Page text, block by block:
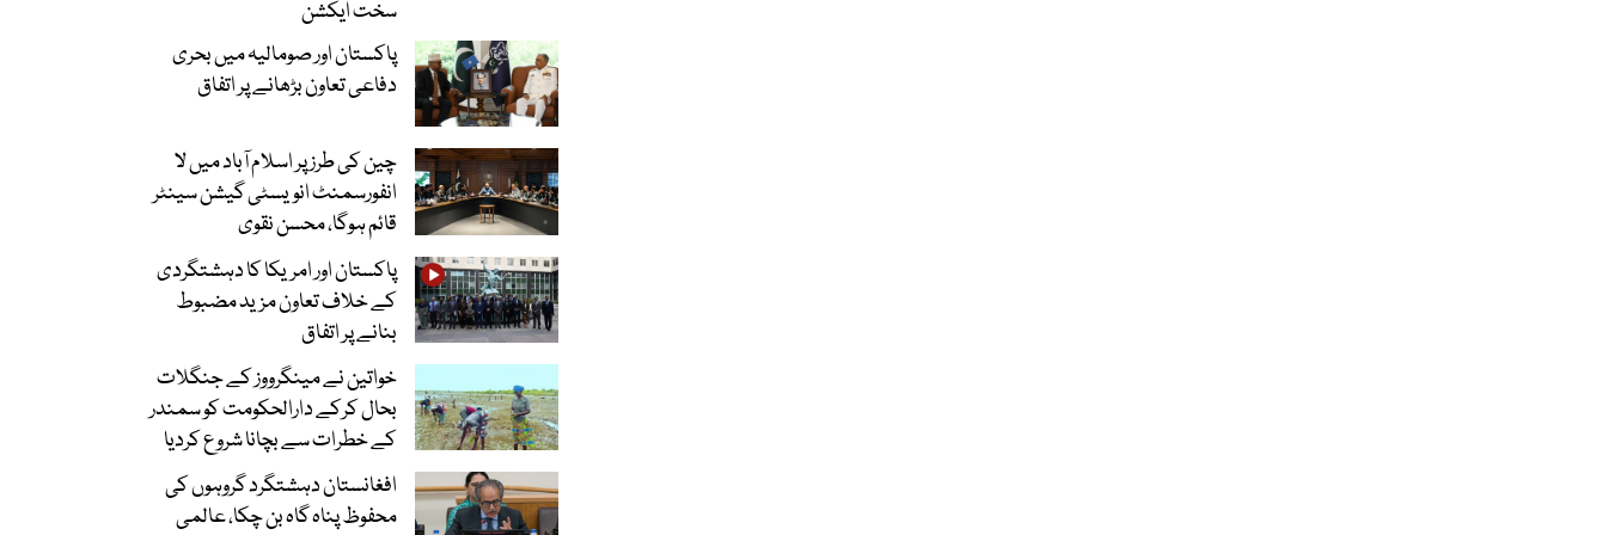
سخت ایکشن
پاکستان اور صومالیہ میں بحری
دفاعی تعاون بڑھانے پر اتفاق
چین کی طرز پر اسلام آباد میں لا
انفورسمنٹ انویسٹی گیشن سینٹر
قائم ہوگا، محسن نقوی
پاکستان اور امریکا کا دہشتگردی
کے خلاف تعاون مزید مضبوط
بنانے پر اتفاق
خواتین نے مینگرووز کے جنگلات
بحال کرکے دارالحکومت کو سمندر
کے خطرات سے بچانا شروع کردیا
افغانستان دہشتگرد گروہوں کی
محفوظ پناہ گاہ بن چکا، عالمی